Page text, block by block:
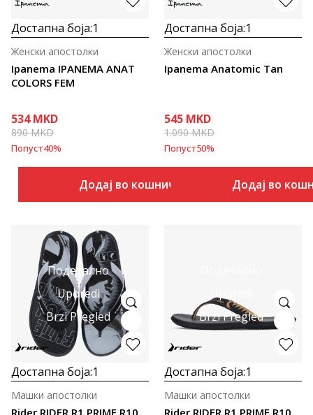
Достапна боја:1
Ipanema IPANEMA ANAT
COLORS FEM
Женски апостолки
534 MKD
890MKD
Попуст40%
Додај во кошничка
Достапна боја:1
Ipanema Anatomic Tan
Женски апостолки
545 MKD
1.090MKD
Попуст50%
Додај во
Подетално
Uporedi
Brzi Pregled
Достапна боја:1
Rider RIDER R1 PRIME R10
Машки апостолки
Uporedi
Brzi Pregled
Достапна боја:1
Rider RIDER R1 PRIME R10
Машки апостолки